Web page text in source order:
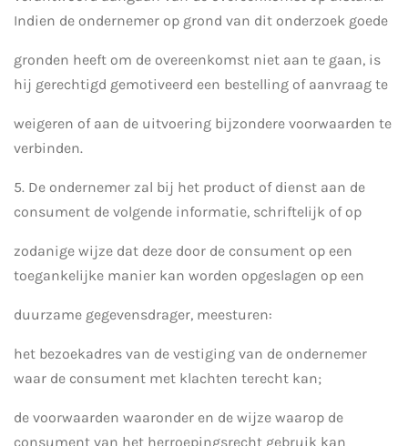
Indien de ondernemer op grond van dit onderzoek goede
gronden heeft om de overeenkomst niet aan te gaan, is
hij gerechtigd gemotiveerd een bestelling of aanvraag te
weigeren of aan de uitvoering bijzondere voorwaarden te
verbinden.
5. De ondernemer zal bij het product of dienst aan de
consument de volgende informatie, schriftelijk of op
zodanige wijze dat deze door de consument op een
toegankelijke manier kan worden opgeslagen op een
duurzame gegevensdrager, meesturen:
het bezoekadres van de vestiging van de ondernemer
waar de consument met klachten terecht kan;
de voorwaarden waaronder en de wijze waarop de
consument van het herroepingsrecht gebruik kan